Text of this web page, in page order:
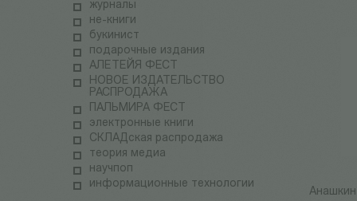
журналы
не-книги
букинист
подарочные издания
АЛЕТЕЙЯ ФЕСТ
НОВОЕ ИЗДАТЕЛЬСТВО
РАСПРОДАЖА
ПАЛЬМИРА ФЕСТ
электронные книги
СКЛАДская распродажа
теория медиа
научпоп
информационные технологии